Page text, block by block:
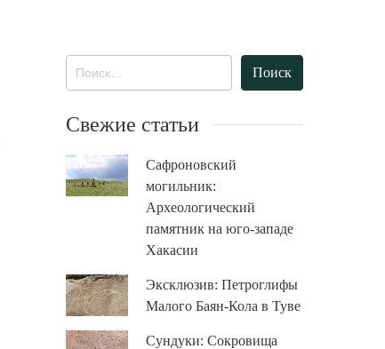
Свежие статьи
Сафроновский
могильник:
Археологический
памятник на юго-западе
Хакасии
Эксклюзив: Петроглифы
Малого Баян-Кола в Туве
Сундуки: Сокровища